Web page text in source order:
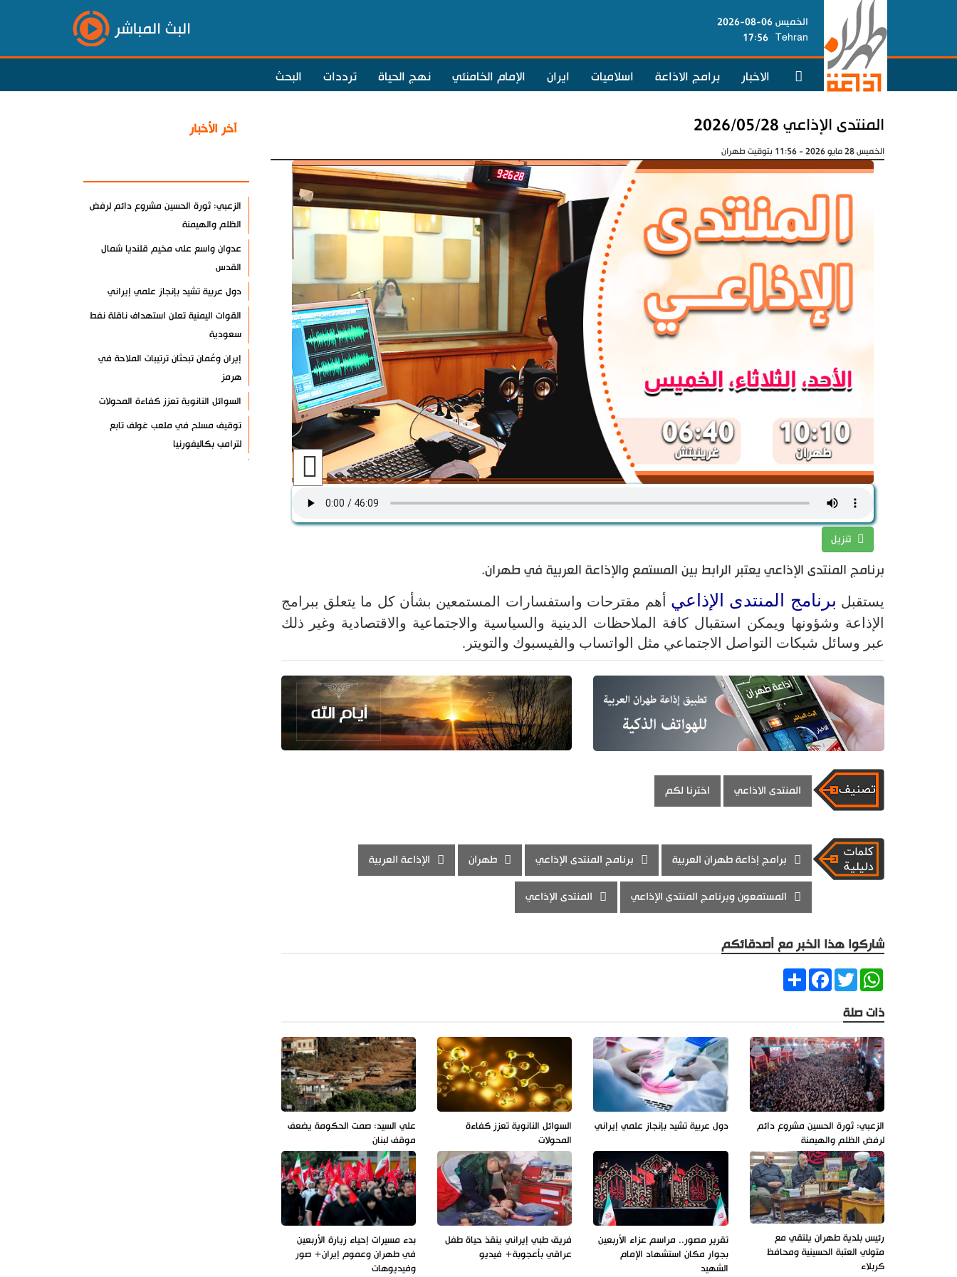
الخميس 06-08-2026
Tehran
17:56 البث المباشر
الاخبار برامج الاذاعة اسلاميات ايران الإمام الخامنئي نهج الحياة ترددات البحث
المنتدى الإذاعي 2026/05/28
الخميس 28 مايو 2026 - 11:56 بتوقيت طهران
تنزيل
برنامج المنتدى الإذاعي يعتبر الرابط بين المستمع والإذاعة العربية في طهران.
يستقبل برنامج المنتدى الإذاعي أهم مقترحات واستفسارات المستمعين بشأن كل ما يتعلق ببرامج
الإذاعة وشؤونها ويمكن استقبال كافة الملاحظات الدينية والسياسية والاجتماعية والاقتصادية وغير ذلك
عبر وسائل شبكات التواصل الاجتماعي مثل الواتساب والفيسبوك والتويتر.
المنتدى الاذاعي اخترنا لكم
برامج إذاعة طهران العربية برنامج المنتدى الإذاعي طهران الإذاعة العربية
المستمعون وبرنامج المنتدى الإذاعي المنتدى الإذاعي
شاركوا هذا الخبر مع أصدقائكم
ShareFacebookTwitter
WhatsApp
ذات صلة
الزعبي: ثورة الحسين مشروع دائم
لرفض الظلم والهيمنة
دول عربية تشيد بإنجاز علمي إيراني
السوائل النانوية تعزز كفاءة
المحولات
علي السيد: صمت الحكومة يضعف
موقف لبنان
رئيس بلدية طهران يلتقي مع
متولي العتبة الحسينية ومحافظ
كربلاء
تقرير مصور.. مراسم عزاء الأربعين
بجوار مكان استشهاد الإمام
الشهيد
فريق طبي إيراني ينقذ حياة طفل
عراقي بأعجوبة+ فيديو
بدء مسيرات إحياء زيارة الأربعين
في طهران وعموم إيران+ صور
وفيديوهات
آخر الأخبار
الزعبي: ثورة الحسين مشروع دائم لرفض
الظلم والهيمنة
عدوان واسع على مخيم قلنديا شمال
القدس
دول عربية تشيد بإنجاز علمي إيراني
القوات اليمنية تعلن استهداف ناقلة نفط
سعودية
إيران وعُمان تبحثان ترتيبات الملاحة في
هرمز
السوائل النانوية تعزز كفاءة المحولات
توقيف مسلح في ملعب غولف تابع
لترامب بكاليفورنيا